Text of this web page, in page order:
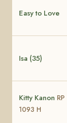
Easy to Love
Isa (35)
Kitty Kanon RP
1093 H